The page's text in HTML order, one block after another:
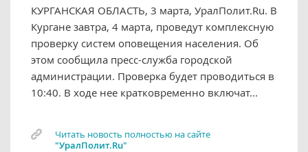
КУРГАНСКАЯ ОБЛАСТЬ, 3 марта, УралПолит.Ru. В
Кургане завтра, 4 марта, проведут комплексную
проверку систем оповещения населения. Об
этом сообщила пресс-служба городской
администрации. Проверка будет проводиться в
10:40. В ходе нее кратковременно включат...
Читать новость полностью на сайте
"УралПолит.Ru"